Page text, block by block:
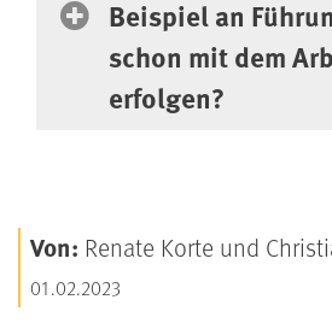
Beispiel an
schon mit dem
erfolgen?
Von: Renate Korte und
01.02.2023